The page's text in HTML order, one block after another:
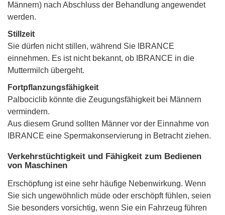
Männern) nach Abschluss der Behandlung angewendet
werden.
Stillzeit
Sie dürfen nicht stillen, während Sie IBRANCE
einnehmen. Es ist nicht bekannt, ob IBRANCE in die
Muttermilch übergeht.
Fortpflanzungsfähigkeit
Palbociclib könnte die Zeugungsfähigkeit bei Männern
vermindern.
Aus diesem Grund sollten Männer vor der Einnahme von
IBRANCE eine Spermakonservierung in Betracht ziehen.
Verkehrstüchtigkeit und Fähigkeit zum Bedienen
von Maschinen
Erschöpfung ist eine sehr häufige Nebenwirkung. Wenn
Sie sich ungewöhnlich müde oder erschöpft fühlen, seien
Sie besonders vorsichtig, wenn Sie ein Fahrzeug führen